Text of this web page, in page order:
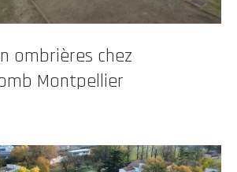
ombrières chez
Montpellier